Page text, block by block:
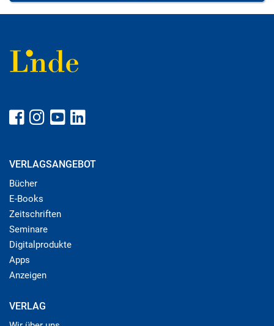
VERLAGSANGEBOT
Bücher
E-Books
Zeitschriften
Seminare
Digitalprodukte
Apps
Anzeigen
VERLAG